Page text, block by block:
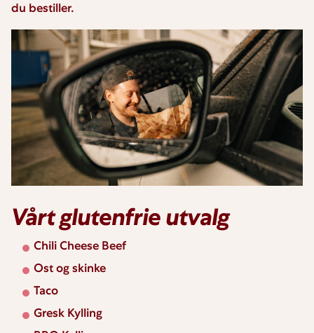
du bestiller.
Vårt glutenfrie utvalg
Chili Cheese Beef
Ost og skinke
Taco
Gresk Kylling